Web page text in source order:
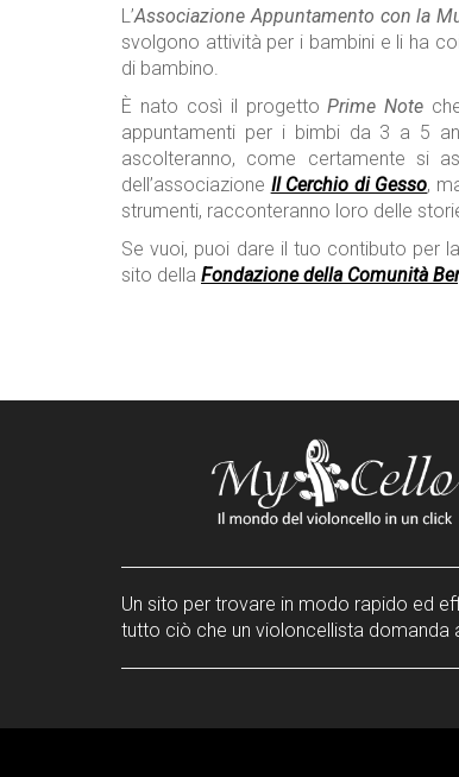
L’Associazione Appuntamento con la
svolgono attività per i bambini e li ha
di bambino.
È nato così il progettoPrime Note
appuntamenti per i bimbi da 3 a 5
ascolteranno, come certamente si
dell’associazione Il Cerchio di Gesso,
strumenti, racconteranno loro delle
Se vuoi, puoi dare il tuo contibuto per
sito della Fondazione della Comunità
Un sito per trovare in modo rapido ed
tutto ciò che un violoncellista domanda